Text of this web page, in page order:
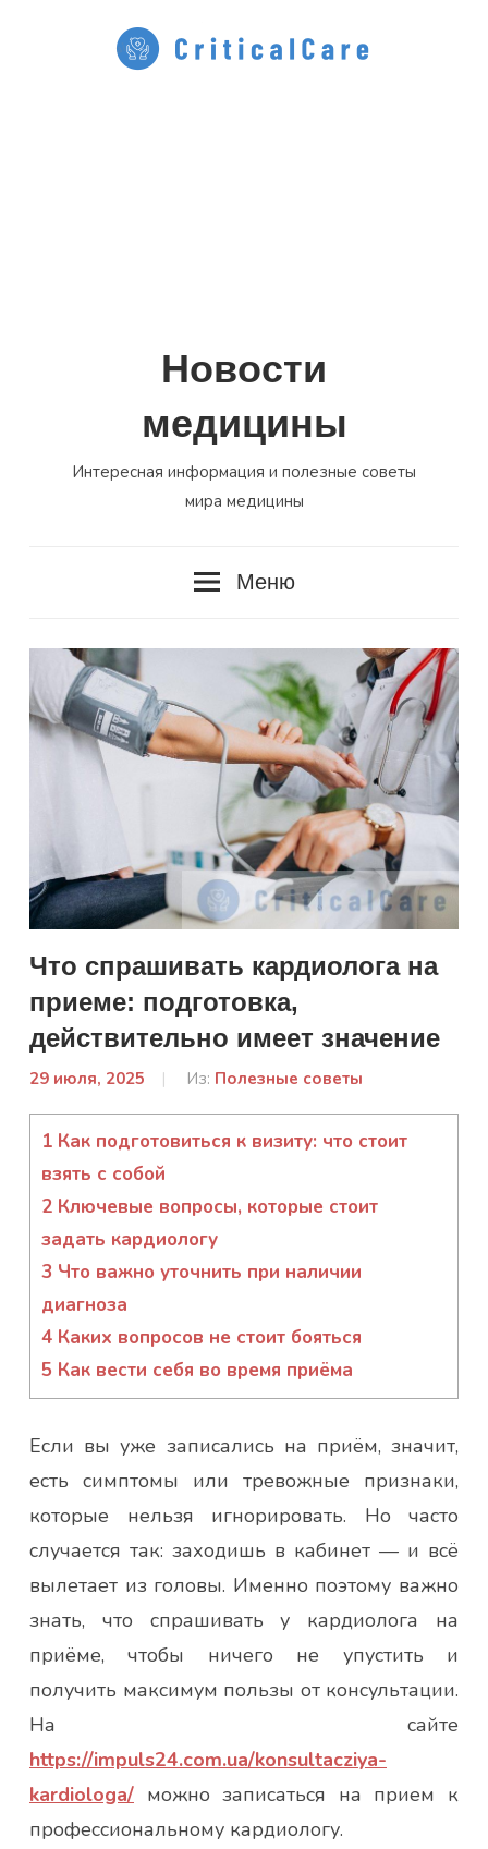
Новости
медицины
Интересная информация и полезные советы
мира медицины
Меню
Что спрашивать кардиолога на
приеме: подготовка,
действительно имеет значение
29 июля, 2025
От:
Марина
Из: Полезные советы
1 Как подготовиться к визиту: что стоит
взять с собой
2 Ключевые вопросы, которые стоит
задать кардиологу
3 Что важно уточнить при наличии
диагноза
4 Каких вопросов не стоит бояться
5 Как вести себя во время приёма
Если вы уже записались на приём, значит,
есть симптомы или тревожные признаки,
которые нельзя игнорировать. Но часто
случается так: заходишь в кабинет — и всё
вылетает из головы. Именно поэтому важно
знать, что спрашивать у кардиолога на
приёме, чтобы ничего не упустить и
получить максимум пользы от консультации.
На сайте
https://impuls24.com.ua/konsultacziya-
kardiologa/ можно записаться на прием к
профессиональному кардиологу.